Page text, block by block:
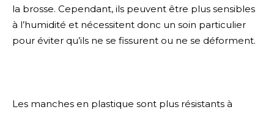
la brosse. Cependant, ils peuvent être plus sensibles
à l’humidité et nécessitent donc un soin particulier
pour éviter qu’ils ne se fissurent ou ne se déforment.
Les manches en plastique sont plus résistants à